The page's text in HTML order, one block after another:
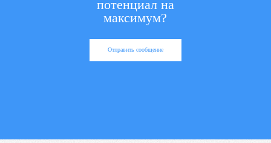
потенциал на
максимум?
Отправить сообщение